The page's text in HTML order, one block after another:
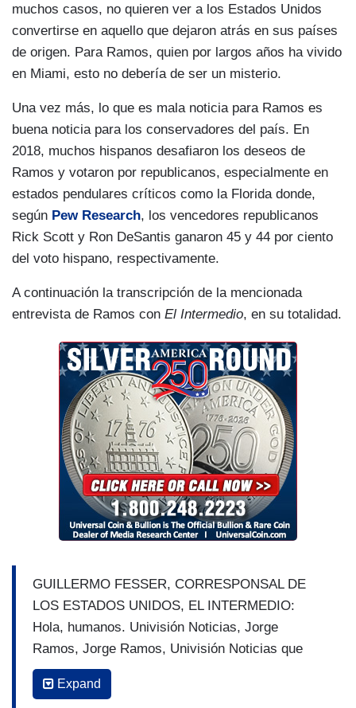
muchos casos, no quieren ver a los Estados Unidos
convertirse en aquello que dejaron atrás en sus países
de origen. Para Ramos, quien por largos años ha vivido
en Miami, esto no debería de ser un misterio.
Una vez más, lo que es mala noticia para Ramos es
buena noticia para los conservadores del país. En
2018, muchos hispanos desafiaron los deseos de
Ramos y votaron por republicanos, especialmente en
estados pendulares críticos como la Florida donde,
según Pew Research, los vencedores republicanos
Rick Scott y Ron DeSantis ganaron 45 y 44 por ciento
del voto hispano, respectivamente.
A continuación la transcripción de la mencionada
entrevista de Ramos con El Intermedio, en su totalidad.
GUILLERMO FESSER, CORRESPONSAL DE
LOS ESTADOS UNIDOS, EL INTERMEDIO:
Hola, humanos. Univisión Noticias, Jorge
Ramos, Jorge Ramos, Univisión Noticias que
tanto monta monta tanto- la voz en español que
informa en los Estados Unidos.
Expand